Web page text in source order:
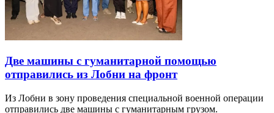
Две машины с гуманитарной помощью
отправились из Лобни на фронт
Из Лобни в зону проведения специальной военной операции
отправились две машины с гуманитарным грузом.